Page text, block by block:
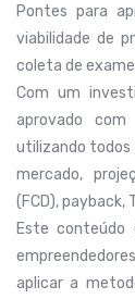
Pontes para
viabilidade de
coleta de
Com um
aprovado
utilizando todos
mercado,
(FCD), payback,
Este conteúdo
aplicar a